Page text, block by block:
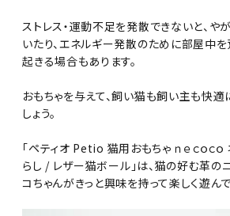
ストレス・運動不足を発散できないと、
いたり、エネルギー発散のために部屋中を
起きる場合もあります。
おもちゃを与えて、飼い猫も飼い主も快適
しょう。
「ペティオ Petio 猫用おもちゃ ｎｅｃｏｃ
らし / レザー猫ボール」は、猫の好む革の
コちゃんがきっと興味を持って楽しく遊んで